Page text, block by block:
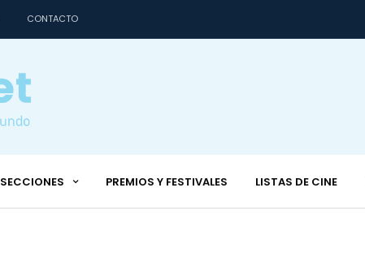
CONTACTO
SECCIONES PREMIOS Y FESTIVALES LISTAS DE CINE